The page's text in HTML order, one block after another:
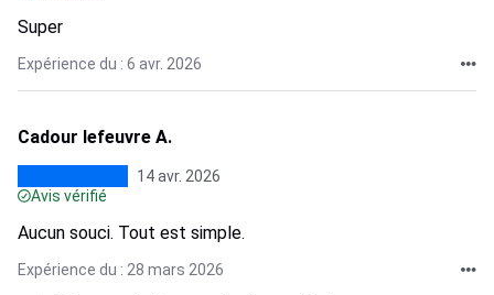
Super
Expérience du : 6 avr. 2026
Cadour lefeuvre A.
14 avr. 2026
Avis vérifié
Aucun souci. Tout est simple.
Expérience du : 28 mars 2026